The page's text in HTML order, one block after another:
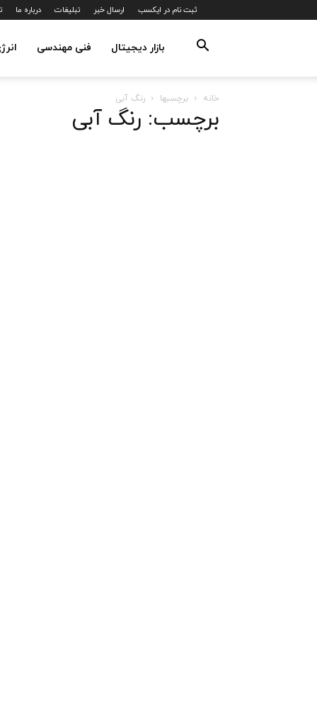
ثبت نام در ایکسب ارسال خبر تبلیغات درباره ما
فنی مهندسی بازار دیجیتال
خانه برچسبها رنگ آبی
برچسب: رنگ آبی